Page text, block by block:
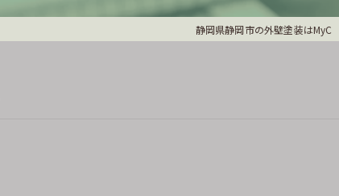
静岡県静岡市の外壁塗装はMyC